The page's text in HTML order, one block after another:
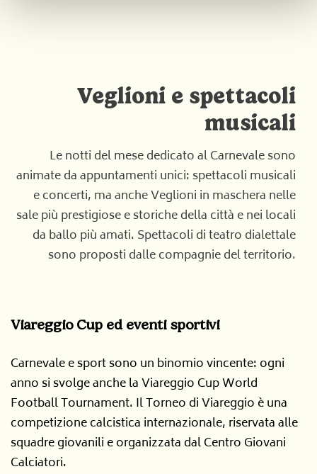
Veglioni e spettacoli
musicali
Le notti del mese dedicato al Carnevale sono
animate da appuntamenti unici: spettacoli musicali
e concerti, ma anche Veglioni in maschera nelle
sale più prestigiose e storiche della città e nei locali
da ballo più amati. Spettacoli di teatro dialettale
sono proposti dalle compagnie del territorio.
Viareggio Cup ed eventi sportivi
Carnevale e sport sono un binomio vincente: ogni
anno si svolge anche la Viareggio Cup World
Football Tournament. Il Torneo di Viareggio è una
competizione calcistica internazionale, riservata alle
squadre giovanili e organizzata dal Centro Giovani
Calciatori.